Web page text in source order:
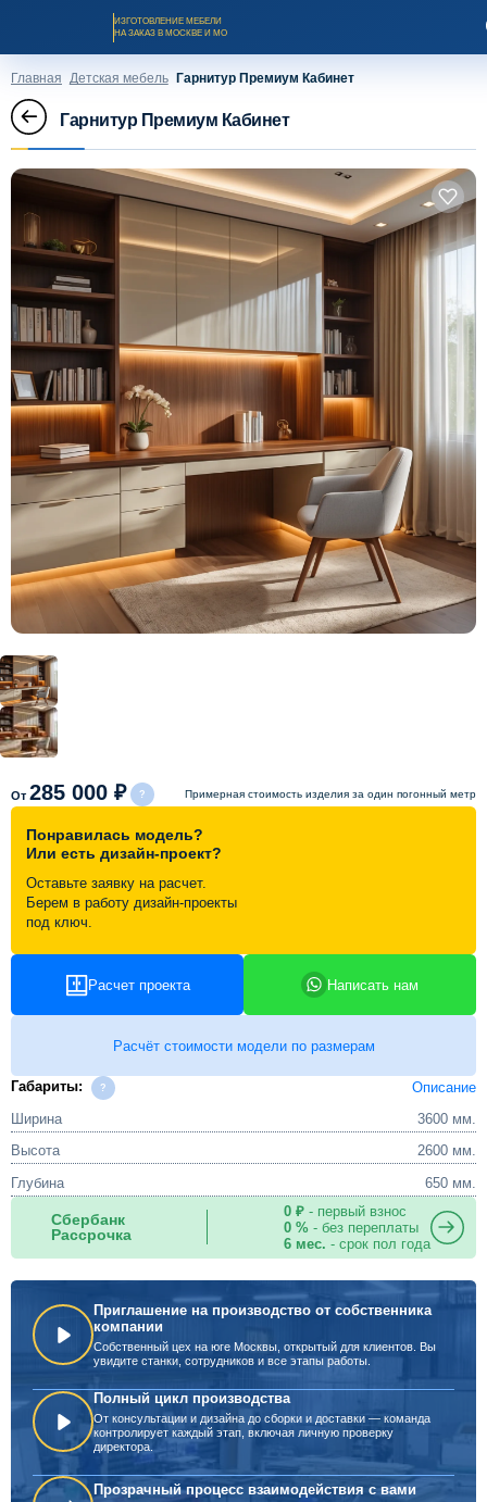
ИЗГОТОВЛЕНИЕ МЕБЕЛИ
НА ЗАКАЗ В МОСКВЕ И МО
Заказать звонок
Каталог мебели на заказ
О компании
Оплата и доставка
Рассрочка и кредит
Схема работы
Акции и скидки
Портфолио
Видеоотзывы
Контакты
Главная Детская мебель Гарнитур Премиум Кабинет
Гарнитур Премиум Кабинет
От 285 000 ₽ Примерная стоимость изделия за один погонный метр
Понравилась модель?
Или есть дизайн-проект?
Оставьте заявку на расчет.
Берем в работу дизайн-проекты
под ключ.
Расчет проекта Написать нам
Расчёт стоимости модели по размерам
Габариты:
Описание
Ширина
3600 мм.
Высота
2600 мм.
Глубина
650 мм.
Сбербанк
Рассрочка
0 ₽- первый взнос
0 %- без переплаты
6 мес. - срок пол года
Приглашение на производство от собственника
компании
Собственный цех на юге Москвы, открытый для клиентов. Вы
увидите станки, сотрудников и все этапы работы.
Полный цикл производства
От консультации и дизайна до сборки и доставки — команда
контролирует каждый этап, включая личную проверку
директора.
Прозрачный процесс взаимодействия с вами